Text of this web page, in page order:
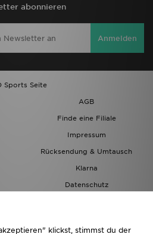
abonnieren
Anmelden
Sports Seite
AGB
Finde eine Filiale
Impressum
Rücksendung & Umtausch
Klarna
Datenschutz
klickst, stimmst du der